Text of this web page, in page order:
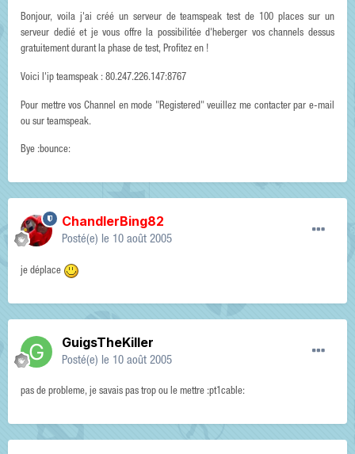
Bonjour, voila j'ai créé un serveur de teamspeak test de 100 places sur un
serveur dedié et je vous offre la possibilitée d'heberger vos channels dessus
gratuitement durant la phase de test, Profitez en !
Voici l'ip teamspeak : 80.247.226.147:8767
Pour mettre vos Channel en mode "Registered" veuillez me contacter par e-mail
ou sur teamspeak.
Bye :bounce:
ChandlerBing82
Posté(e) le 10 août 2005
je déplace
GuigsTheKiller
Posté(e) le 10 août 2005
pas de probleme, je savais pas trop ou le mettre :pt1cable: